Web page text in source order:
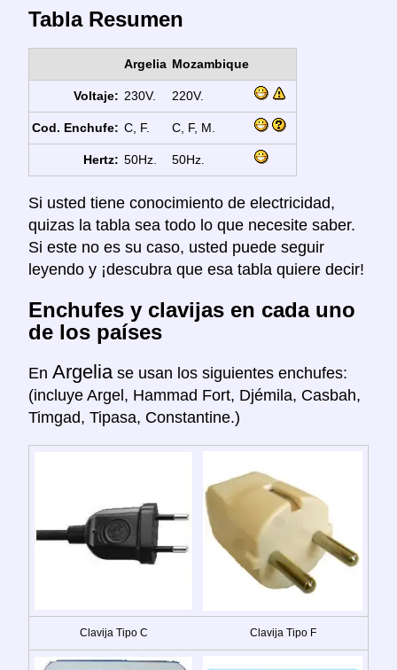
Tabla Resumen
Argelia Mozambique
Voltaje: 230V. 220V.
Cod. Enchufe: C, F. C, F, M.
Hertz: 50Hz. 50Hz.
Si usted tiene conocimiento de electricidad,
quizas la tabla sea todo lo que necesite saber.
Si este no es su caso, usted puede seguir
leyendo y ¡descubra que esa tabla quiere decir!
Enchufes y clavijas en cada uno
de los países
En Argelia se usan los siguientes enchufes:
(incluye Argel, Hammad Fort, Djémila, Casbah,
Timgad, Tipasa, Constantine.)
Clavija Tipo C Clavija Tipo F